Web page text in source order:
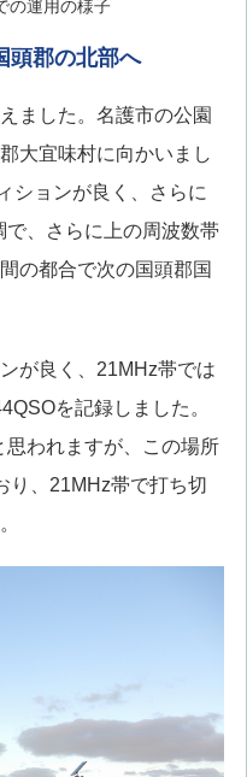
の運用の様子
頭郡の北部へ
ました。名護市の公園
大宜味村に向かいまし
ションが良く、さらに
、さらに上の周波数帯
の都合で次の国頭郡国
が良く、21MHz帯では
を記録しました。
われますが、この場所
り、21MHz帯で打ち切